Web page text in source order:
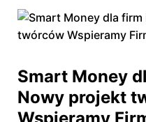
Smart Money
Nowy projekt